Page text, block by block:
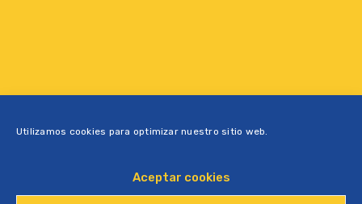
Utilizamos cookies para optimizar nuestro sitio web.
Aceptar cookies